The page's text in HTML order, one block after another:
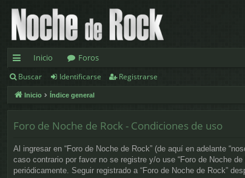
nl
ac
pi
Inicio
Foros
Buscar Identificarse Registrarse
Inicio Índice general
Foro de Noche de Rock - Condiciones de uso
Al ingresar en “Foro de Noche de Rock” (de aquí en adelante
caso contrario por favor no se registre y/o use “Foro de Noche
periódicamente. Seguir registrado a “Foro de Noche de Rock”